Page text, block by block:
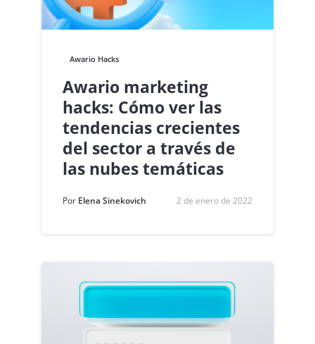
Awario Hacks
Awario marketing
hacks: Cómo ver las
tendencias crecientes
del sector a través de
las nubes temáticas
Por Elena Sinekovich 2 de enero de 2022